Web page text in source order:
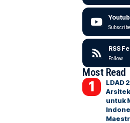
Subscribe
RSS
Follow
Most Read
LDAD
untuk